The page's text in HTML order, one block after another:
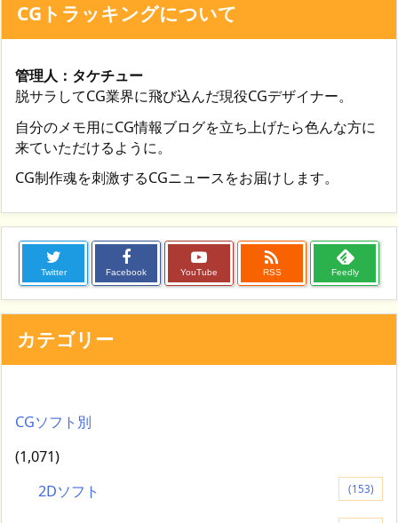
CGトラッキングについて
管理人：タケチュー
脱サラしてCG業界に飛び込んだ現役CGデザイナー。
自分のメモ用にCG情報ブログを立ち上げたら色んな方に
来ていただけるように。
CG制作魂を刺激するCGニュースをお届けします。
Twitter Facebook YouTube

RSS Feedly
カテゴリー
CGソフト別
(1,071)
2Dソフト
(153)